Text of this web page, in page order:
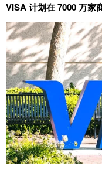
VISA 计划在 7000 万家